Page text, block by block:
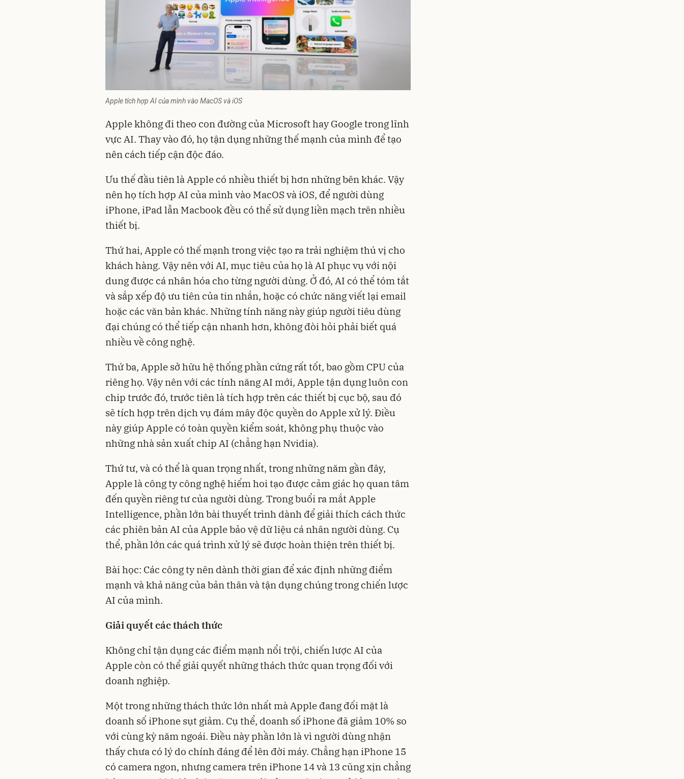
Apple tích hợp AI của mình vào MacOS và iOS
Apple không đi theo con đường của Microsoft hay Google trong lĩnh
vực AI. Thay vào đó, họ tận dụng những thế mạnh của mình để tạo
nên cách tiếp cận độc đáo.
Ưu thế đầu tiên là Apple có nhiều thiết bị hơn những bên khác. Vậy
nên họ tích hợp AI của mình vào MacOS và iOS, để người dùng
iPhone, iPad lẫn Macbook đều có thể sử dụng liền mạch trên nhiều
thiết bị.
Thứ hai, Apple có thế mạnh trong việc tạo ra trải nghiệm thú vị cho
khách hàng. Vậy nên với AI, mục tiêu của họ là AI phục vụ với nội
dung được cá nhân hóa cho từng người dùng. Ở đó, AI có thể tóm tắt
và sắp xếp độ ưu tiên của tin nhắn, hoặc có chức năng viết lại email
hoặc các văn bản khác. Những tính năng này giúp người tiêu dùng
đại chúng có thể tiếp cận nhanh hơn, không đòi hỏi phải biết quá
nhiều về công nghệ.
Thứ ba, Apple sở hữu hệ thống phần cứng rất tốt, bao gồm CPU của
riêng họ. Vậy nên với các tính năng AI mới, Apple tận dụng luôn con
chip trước đó, trước tiên là tích hợp trên các thiết bị cục bộ, sau đó
sẽ tích hợp trên dịch vụ đám mây độc quyền do Apple xử lý. Điều
này giúp Apple có toàn quyền kiểm soát, không phụ thuộc vào
những nhà sản xuất chip AI (chẳng hạn Nvidia).
Thứ tư, và có thể là quan trọng nhất, trong những năm gần đây,
Apple là công ty công nghệ hiếm hoi tạo được cảm giác họ quan tâm
đến quyền riêng tư của người dùng. Trong buổi ra mắt Apple
Intelligence, phần lớn bài thuyết trình dành để giải thích cách thức
các phiên bản AI của Apple bảo vệ dữ liệu cá nhân người dùng. Cụ
thể, phần lớn các quá trình xử lý sẽ được hoàn thiện trên thiết bị.
Bài học: Các công ty nên dành thời gian để xác định những điểm
mạnh và khả năng của bản thân và tận dụng chúng trong chiến lược
AI của mình.
Giải quyết các thách thức
Không chỉ tận dụng các điểm mạnh nổi trội, chiến lược AI của
Apple còn có thể giải quyết những thách thức quan trọng đối với
doanh nghiệp.
Một trong những thách thức lớn nhất mà Apple đang đối mặt là
doanh số iPhone sụt giảm. Cụ thể, doanh số iPhone đã giảm 10% so
với cùng kỳ năm ngoái. Điều này phần lớn là vì người dùng nhận
thấy chưa có lý do chính đáng để lên đời máy. Chẳng hạn iPhone 15
có camera ngon, nhưng camera trên iPhone 14 và 13 cũng xịn chẳng